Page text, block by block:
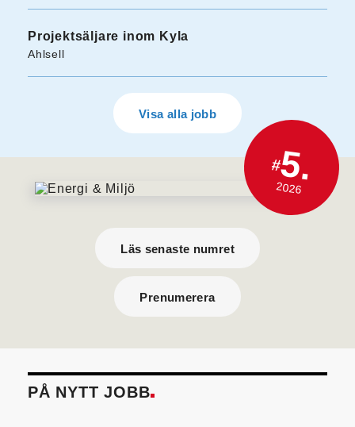
Projektsäljare inom Kyla
Ahlsell
Visa alla jobb
#5.
2026
Läs senaste numret
Prenumerera
PÅ NYTT JOBB